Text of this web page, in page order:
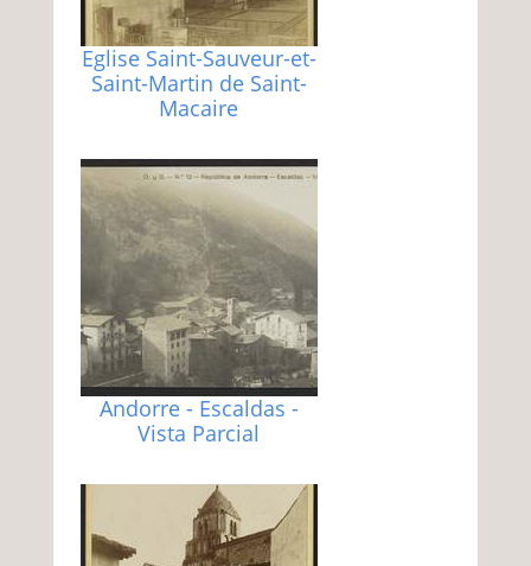
Eglise Saint-Sauveur-et-
Saint-Martin de Saint-
Macaire
Andorre - Escaldas -
Vista Parcial